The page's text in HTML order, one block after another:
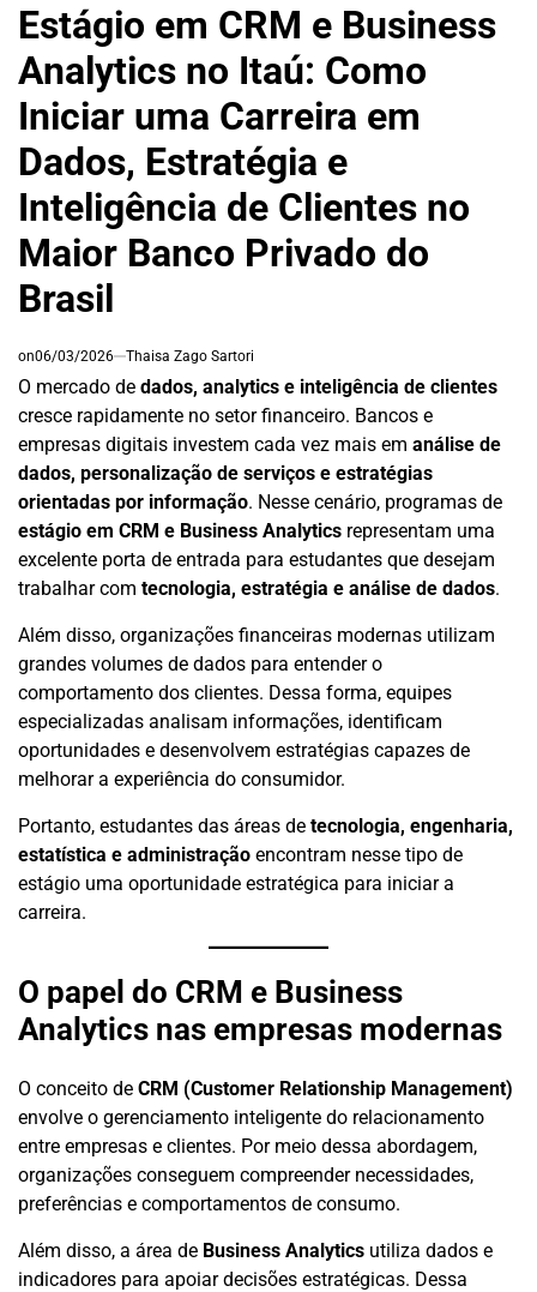
Estágio em CRM e Business
Analytics no Itaú: Como
Iniciar uma Carreira em
Dados, Estratégia e
Inteligência de Clientes no
Maior Banco Privado do
Brasil
on06/03/2026 Thaisa Zago Sartori
O mercado de dados, analytics e inteligência de clientes
cresce rapidamente no setor financeiro. Bancos e
empresas digitais investem cada vez mais em análise de
dados, personalização de serviços e estratégias
orientadas por informação. Nesse cenário, programas de
estágio em CRM e Business Analytics representam uma
excelente porta de entrada para estudantes que desejam
trabalhar com tecnologia, estratégia e análise de dados.
Além disso, organizações financeiras modernas utilizam
grandes volumes de dados para entender o
comportamento dos clientes. Dessa forma, equipes
especializadas analisam informações, identificam
oportunidades e desenvolvem estratégias capazes de
melhorar a experiência do consumidor.
Portanto, estudantes das áreas de tecnologia, engenharia,
estatística e administração encontram nesse tipo de
estágio uma oportunidade estratégica para iniciar a
carreira.
O papel do CRM e Business
Analytics nas empresas modernas
O conceito de CRM (Customer Relationship Management)
envolve o gerenciamento inteligente do relacionamento
entre empresas e clientes. Por meio dessa abordagem,
organizações conseguem compreender necessidades,
preferências e comportamentos de consumo.
Além disso, a área de Business Analytics utiliza dados e
indicadores para apoiar decisões estratégicas. Dessa